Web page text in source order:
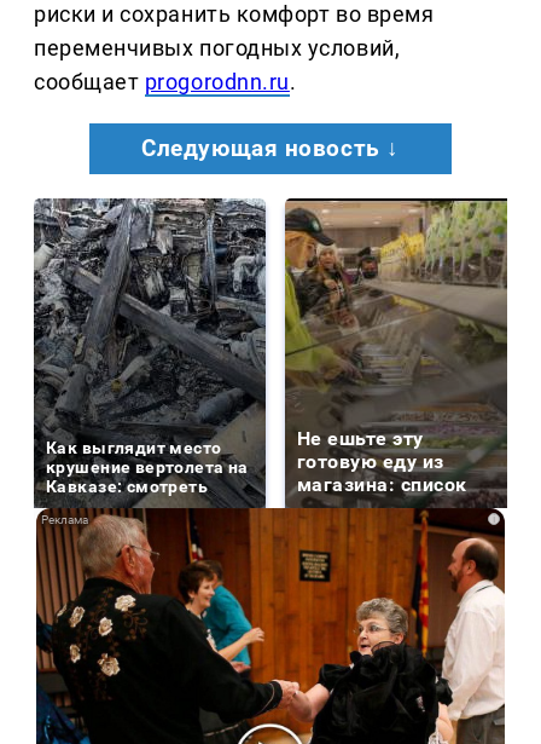
риски и сохранить комфорт во время
переменчивых погодных условий,
сообщает progorodnn.ru.
Следующая новость ↓
Как выглядит место
крушение вертолета на
Кавказе: смотреть
Не ешьте эту
готовую еду из
магазина: список
i